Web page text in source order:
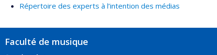
Répertoire des experts à l’intention des médias
Faculté de musique